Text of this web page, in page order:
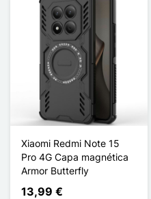
Xiaomi Redmi Note 15
Pro 4G Capa magnética
Armor Butterfly
13,99 €